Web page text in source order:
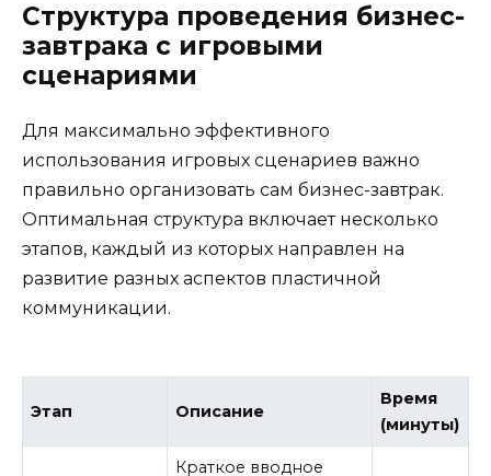
Структура проведения бизнес-
завтрака с игровыми
сценариями
Для максимально эффективного
использования игровых сценариев важно
правильно организовать сам бизнес-завтрак.
Оптимальная структура включает несколько
этапов, каждый из которых направлен на
развитие разных аспектов пластичной
коммуникации.
Этап Описание
Время
(минуты)
Краткое вводное